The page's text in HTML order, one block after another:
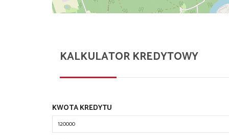
KALKULATOR KREDYTOWY
KWOTA KREDYTU